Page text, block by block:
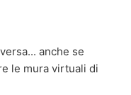
anche se
le mura virtuali di